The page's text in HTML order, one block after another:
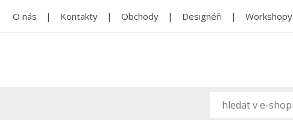
O nás Kontakty Obchody Designéři Workshopy